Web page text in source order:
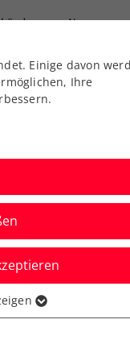
News
Über uns
Einige davon
Ihre
Funktionen der
dass die Webseite